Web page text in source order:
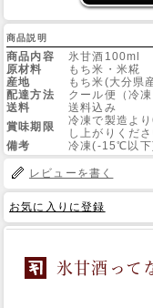
商品説明
商品内容
氷甘酒100ml
原材料
もち米・米糀
産地
もち米(大分県
配達方法
クール便（冷凍
送料
送料込み
賞味期限
冷凍で製造よ
し上がりくださ
備考
冷凍(-15℃以下
レビューを書く
お気に入りに登録
氷甘酒って